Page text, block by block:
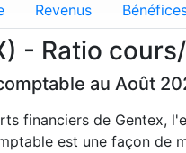
Revenus
- Ratio
au Août
financiers de Gentex,
est une façon de